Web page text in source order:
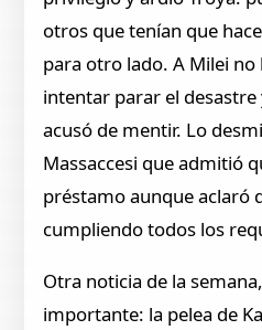
otros que tenían que
para otro lado. A Milei
intentar parar el
acusó de mentir. Lo
Massaccesi que admitió
préstamo aunque aclaró
cumpliendo todos los
Otra noticia de la
importante: la pelea de